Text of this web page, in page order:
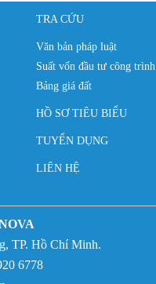
TRA CỨU
Văn bản pháp luật
Suất vốn đầu tư công trình
Bảng giá đất
HỒ SƠ TIÊU BIỂU
TUYỂN DỤNG
LIÊN HỆ
TP. Hồ Chí Minh.
6778